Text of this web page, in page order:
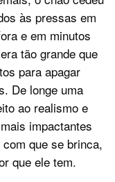
às pressas em
e em minutos
tão grande que
para apagar
De longe uma
ao realismo e
impactantes
que se brinca,
que ele tem.